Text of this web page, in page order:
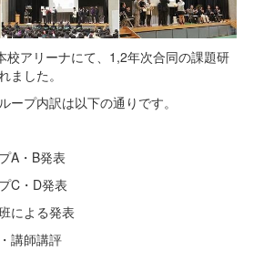
アリーナにて、1,2年次合同の課題研
ました。
ープ内訳は以下の通りです。
A・B発表
C・D発表
による発表
講師講評